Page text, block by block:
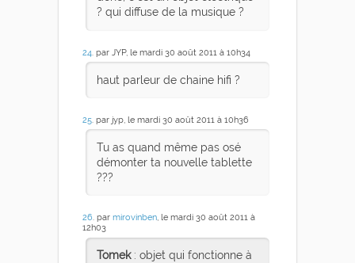
? qui diffuse de la musique ?
24 . par JYP, le mardi 30 août 2011 à 10h34
haut parleur de chaine hifi ?
25. par jyp, le mardi 30 août 2011 à 10h36
Tu as quand même pas osé
démonter ta nouvelle tablette
???
26. par mirovinben, le mardi 30 août 2011 à
12h03
Tomek: objet qui fonctionne à